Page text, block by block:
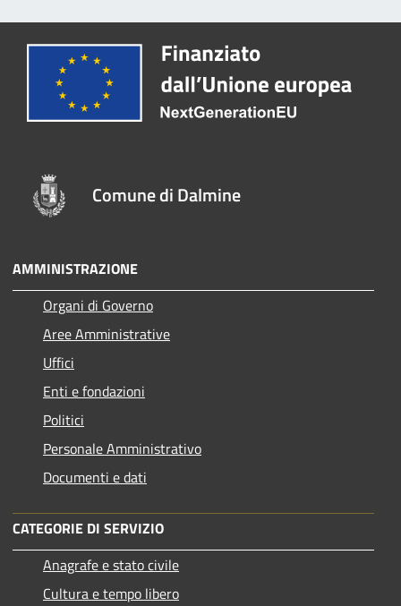
Comune di Dalmine
AMMINISTRAZIONE
Organi di Governo
Aree Amministrative
Uffici
Enti e fondazioni
Politici
Personale Amministrativo
Documenti e dati
CATEGORIE DI SERVIZIO
Anagrafe e stato civile
Cultura e tempo libero